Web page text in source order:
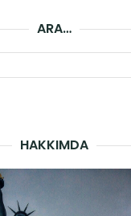
ARA…
HAKKIMDA